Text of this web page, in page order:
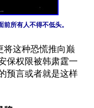
所有人不得不低头。
将这种恐慌推向巅
保权限被韩肃霆一
预言或者就是这样